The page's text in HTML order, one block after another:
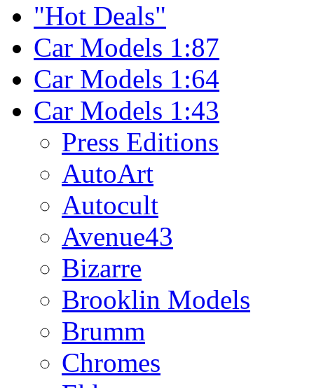
"Hot Deals"
Car Models 1:87
Car Models 1:64
Car Models 1:43
Press Editions
AutoArt
Autocult
Avenue43
Bizarre
Brooklin Models
Brumm
Chromes